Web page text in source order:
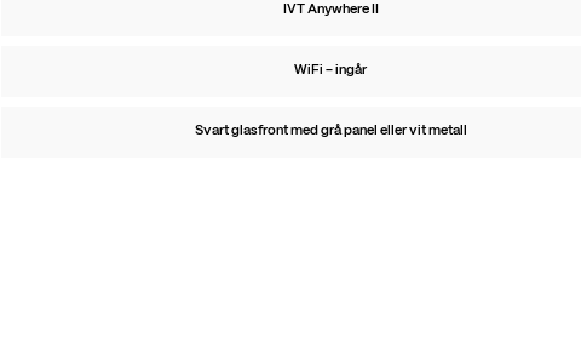
IVT Anywhere II
WiFi – ingår
Svart glasfront med grå panel eller vit metall